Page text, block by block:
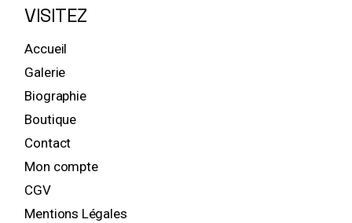
VISITEZ
Accueil
Galerie
Biographie
Boutique
Contact
Mon compte
CGV
Mentions Légales